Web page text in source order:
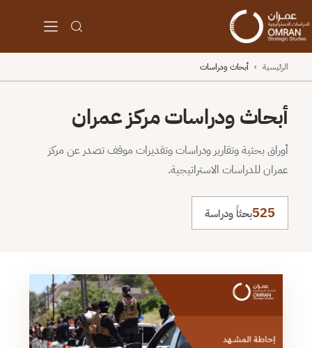
الرئيسية › أبحاث ودراسات
أبحاث ودراسات مركز عمران
أوراق بحثية وتقارير ودراسات وتقديرات موقف تصدر عن مركز
عمران للدراسات الاستراتيجية.
525بحثاً ودراسة